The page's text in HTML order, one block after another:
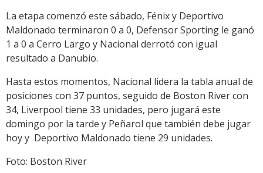
La etapa comenzó este sábado, Fénix y Deportivo
Maldonado terminaron 0 a 0, Defensor Sporting le ganó
1 a 0 a Cerro Largo y Nacional derrotó con igual
resultado a Danubio.
Hasta estos momentos, Nacional lidera la tabla anual de
posiciones con 37 puntos, seguido de Boston River con
34, Liverpool tiene 33 unidades, pero jugará este
domingo por la tarde y Peñarol que también debe jugar
hoy y Deportivo Maldonado tiene 29 unidades.
Foto: Boston River